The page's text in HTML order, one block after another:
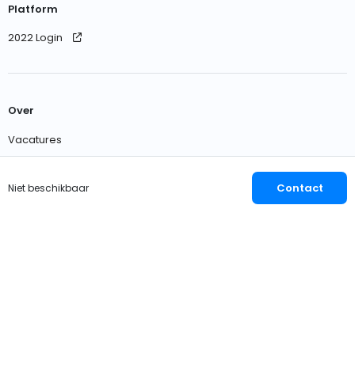
Niet beschikbaar Contact
Platform
2022 Login
Over
Vacatures